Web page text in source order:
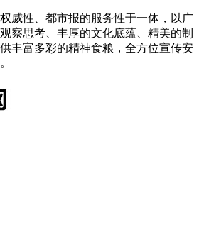
威性、都市报的服务性于一体，以广
察思考、丰厚的文化底蕴、精美的制
丰富多彩的精神食粮，全方位宣传安